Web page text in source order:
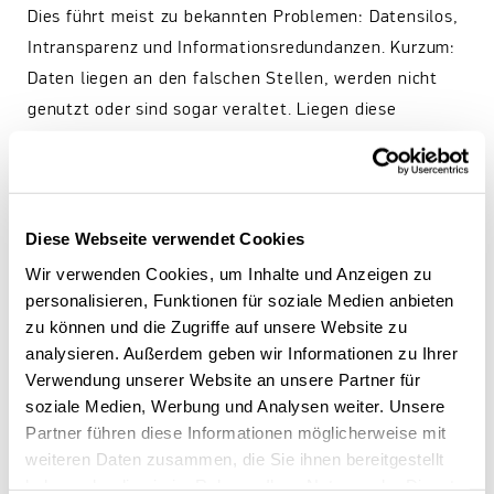
Diese Webseite verwendet Cookies
Wir verwenden Cookies, um Inhalte und Anzeigen zu
personalisieren, Funktionen für soziale Medien anbieten
zu können und die Zugriffe auf unsere Website zu
analysieren. Außerdem geben wir Informationen zu Ihrer
Verwendung unserer Website an unsere Partner für
soziale Medien, Werbung und Analysen weiter. Unsere
Partner führen diese Informationen möglicherweise mit
weiteren Daten zusammen, die Sie ihnen bereitgestellt
Dies führt meist zu bekannten Problemen: Datensilos,
Intransparenz und Informationsredundanzen. Kurzum:
Daten liegen an den falschen Stellen, werden nicht
genutzt oder sind sogar veraltet. Liegen diese
beispielsweise einem ERP-System vor – ist es nicht
Zwillingen an den Hürden anderer komplexer
Informationssysteme scheitert. Genau an diesem
Problem setzt der Rahmen aus standardisierten
Schnittstellen und Datenstrukturen – die
Verwaltungsschale – an. Sie ermöglicht die
reibungslose Kommunikation zwischen verschiedenen
digitalen Zwillingen und anderen angeschlossenen
Systemen, auch über Grenzen von Unternehmen